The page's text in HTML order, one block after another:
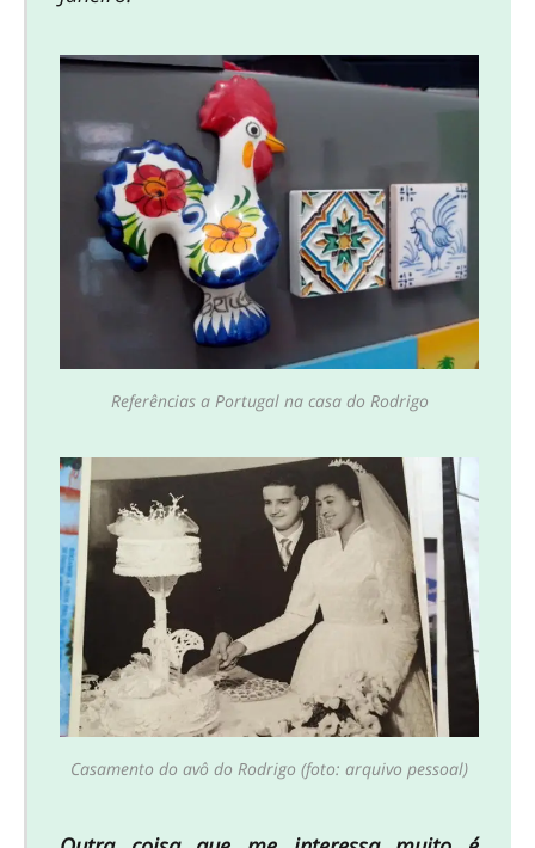
Referências a Portugal na casa do Rodrigo
Casamento do avô do Rodrigo (foto: arquivo pessoal)